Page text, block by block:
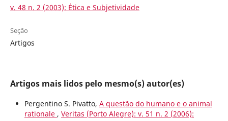
v. 48 n. 2 (2003): Ética e Subjetividade
Seção
Artigos
Artigos mais lidos pelo mesmo(s) autor(es)
Pergentino S. Pivatto, A questão do humano e o animal
rationale , Veritas (Porto Alegre): v. 51 n. 2 (2006):